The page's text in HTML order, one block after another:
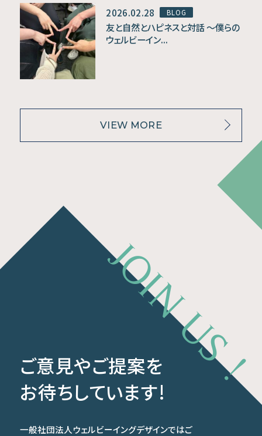
2026.02.28 BLOG
友と自然とハピネスと対話 〜僕らの
ウェルビーイン...
VIEW MORE
JOIN US !
ご意見やご提案を
お待ちしています!
一般社団法人ウェルビーイングデザインではご